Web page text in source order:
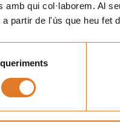
amb qui col·laborem. Al
a partir de l'ús que heu fet
para que se cumplan
espacios hospitalarios
con cáncer y sus